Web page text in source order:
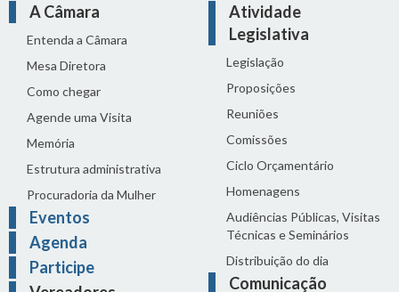
A Câmara
Entenda a Câmara
Mesa Diretora
Como chegar
Agende uma Visita
Memória
Estrutura administrativa
Procuradoria da Mulher
Eventos
Agenda
Participe
Atividade
Legislativa
Legislação
Proposições
Reuniões
Comissões
Ciclo Orçamentário
Homenagens
Audiências Públicas, Visitas
Técnicas e Seminários
Distribuição do dia
Comunicação